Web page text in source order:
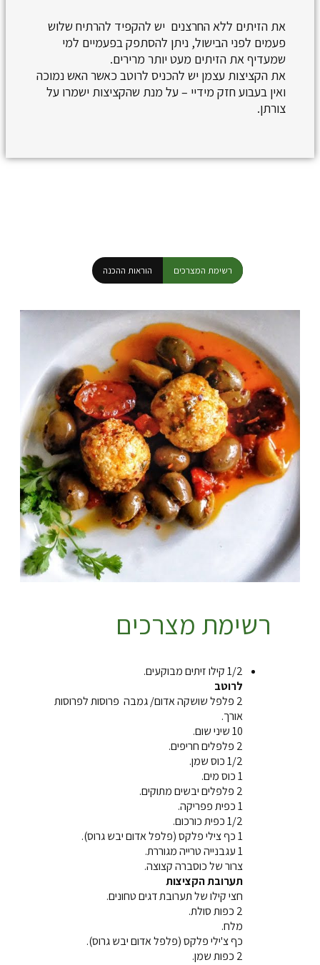
את הזיתים ללא החרצנים יש להקפיד להרתיח שלוש
פעמים לפני הבישול, ניתן להסתפק בפעמיים למי
שמעדיף את הזיתים מעט יותר מרירים.
את הקציצות עצמן יש להכניס לרוטב כאשר האש נמוכה
ואין בעבוע חזק מידיי – על מנת שהקציצות ישמרו על
צורתן.
רשימת המצרכים הוראות ההכנה
רשימת מצרכים
1/2 קילו זיתים מבוקעים.
לרוטב
2 פלפל שושקה אדום/ גמבה פרוסות לפרוסות
אורך.
10 שיני שום.
2 פלפלים חריפים.
1/2 כוס שמן.
1 כוס מים.
2 פלפלים יבשים מתוקים.
1 כפית פפריקה.
1/2 כפית כורכום.
1 כף צילי פלקס (פלפל אדום יבש גרוס).
1 עגבנייה טרייה מגוררת.
צרור של כוסברה קצוצה.
תערובת הקציצות
חצי קילו של תערובת דגים טחונים.
2 כפות סולת.
מלח.
כף צ'ילי פלקס (פלפל אדום יבש גרוס).
2 כפות שמן.